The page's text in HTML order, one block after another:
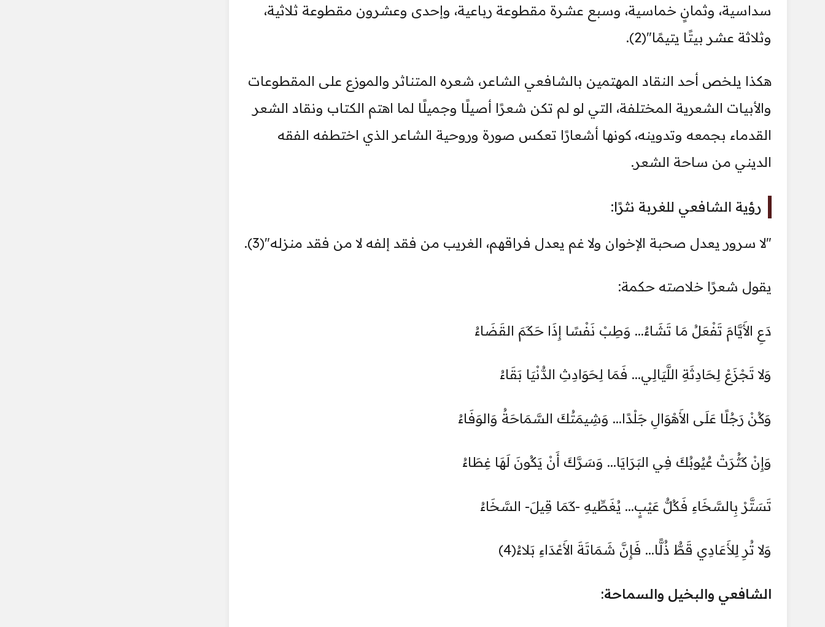
سداسية، وثمانٍ خماسية، وسبع عشرة مقطوعة رباعية، وإحدى وعشرون مقطوعة ثلاثية،
وثلاثة عشر بيتًا يتيمًا"(2).
هكذا يلخص أحد النقاد المهتمين بالشافعي الشاعر، شعره المتناثر والموزع على المقطوعات
والأبيات الشعرية المختلفة، التي لو لم تكن شعرًا أصيلًا وجميلًا لما اهتم الكتاب ونقاد الشعر
القدماء بجمعه وتدوينه، كونها أشعارًا تعكس صورة وروحية الشاعر الذي اختطفه الفقه
الديني من ساحة الشعر.
رؤية الشافعي للغربة نثرًا:
"لا سرور يعدل صحبة الإخوان ولا غم يعدل فراقهم، الغريب من فقد إلفه لا من فقد منزله"(3).
يقول شعرًا خلاصته حكمة:
دَعِ الأَيَّامَ تَفْعَلُ مَا تَشَاءُ... وَطِبْ نَفْسًا إِذَا حَكَمَ القَضَاءُ
وَلا تَجْزَعْ لِحَادِثَةِ اللَّيَالِي... فَمَا لِحَوَادِثِ الدُّنْيَا بَقَاءُ
وَكُنْ رَجُلًا عَلَى الأَهْوَالِ جَلْدًا... وَشِيمَتُكَ السَّمَاحَةُ وَالوَفَاءُ
وَإِنْ كَثُرَتْ عُيُوبُكَ فِي البَرَايَا... وَسَرَّكَ أَنْ يَكُونَ لَهَا غِطَاءُ
تَسَتَّرْ بِالسَّخَاءِ فَكُلُّ عَيْبٍ... يُغَطِّيهِ -كَمَا قِيلَ- السَّخَاءُ
وَلا تُرِ لِلأَعَادِي قَطُّ ذُلًّا... فَإِنَّ شَمَاتَةَ الأَعْدَاءِ بَلاءُ(4)
الشافعي والبخيل والسماحة: